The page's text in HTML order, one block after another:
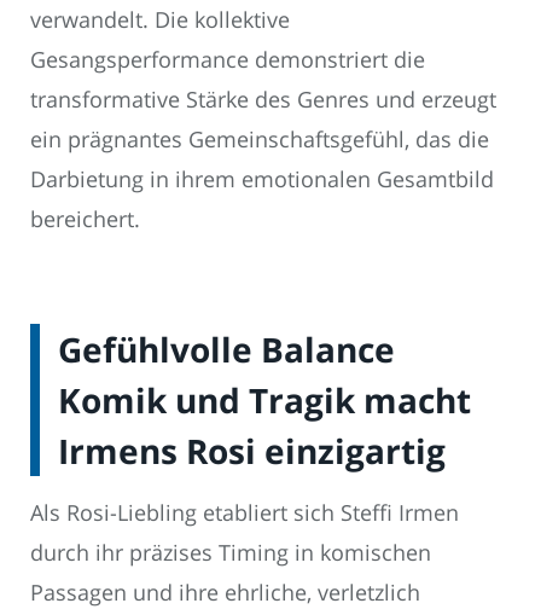
verwandelt. Die kollektive
Gesangsperformance demonstriert die
transformative Stärke des Genres und erzeugt
ein prägnantes Gemeinschaftsgefühl, das die
Darbietung in ihrem emotionalen Gesamtbild
bereichert.
Gefühlvolle Balance
Komik und Tragik macht
Irmens Rosi einzigartig
Als Rosi-Liebling etabliert sich Steffi Irmen
durch ihr präzises Timing in komischen
Passagen und ihre ehrliche, verletzlich